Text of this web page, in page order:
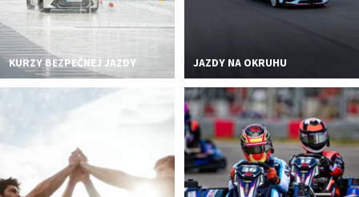
KURZY BEZPEČNEJ JAZDY JAZDY NA OKRUHU